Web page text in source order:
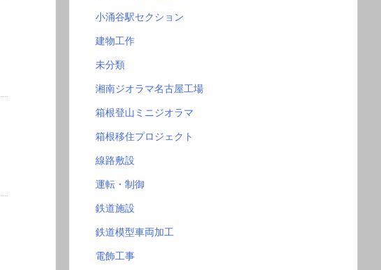
小涌谷駅セクション
建物工作
未分類
湘南ジオラマ名古屋工場
箱根登山ミニジオラマ
箱根移住プロジェクト
線路敷設
運転・制御
鉄道施設
鉄道模型車両加工
電飾工事